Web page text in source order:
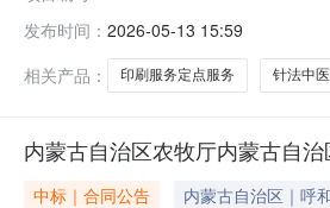
发布时间： 2026-05-13 15:59
相关产品：
印刷服务定点服务 针法中
内蒙古自治区农牧厅内蒙古自
中标｜合同公告 内蒙古自治区｜呼